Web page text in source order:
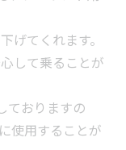
げてくれます。
して乗ることが
おりますの
使用することが